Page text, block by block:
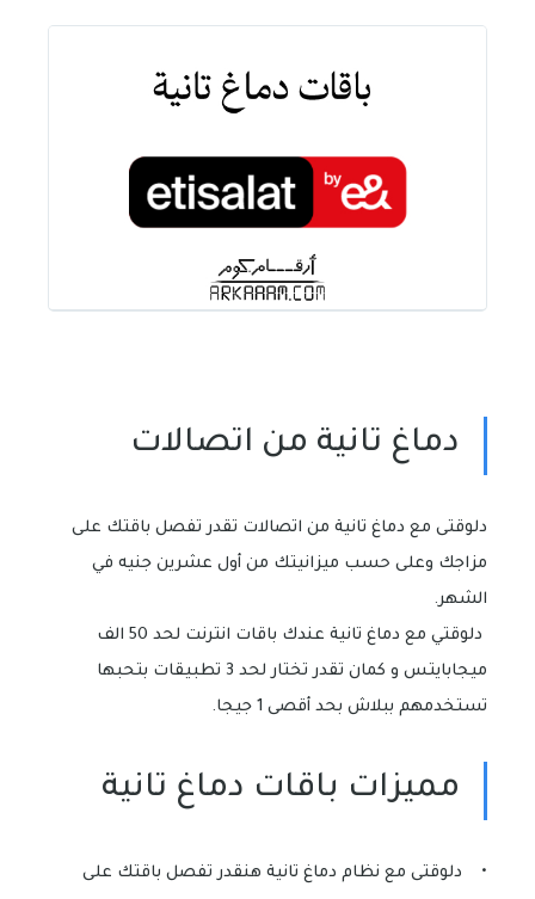
دماغ تانية من اتصالات
دلوقتى مع دماغ تانية من اتصالات تقدر تفصل باقتك على
مزاجك وعلى حسب ميزانيتك من أول عشرين جنيه في
الشهر.
دلوقتي مع دماغ تانية عندك باقات انترنت لحد 50 الف
ميجابايتس و كمان تقدر تختار لحد 3 تطبيقات بتحبها
تستخدمهم ببلاش بحد أقصى 1 جيجا.
مميزات باقات دماغ تانية
• دلوقتى مع نظام دماغ تانية هنقدر تفصل باقتك على